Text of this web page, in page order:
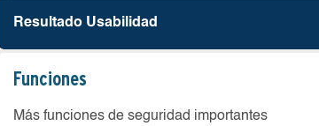
Resultado Usabilidad
Funciones
Más funciones de seguridad importantes